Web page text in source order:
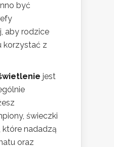
być
aby rodzice
korzystać z
jest
świeczki
które nadadzą
oraz